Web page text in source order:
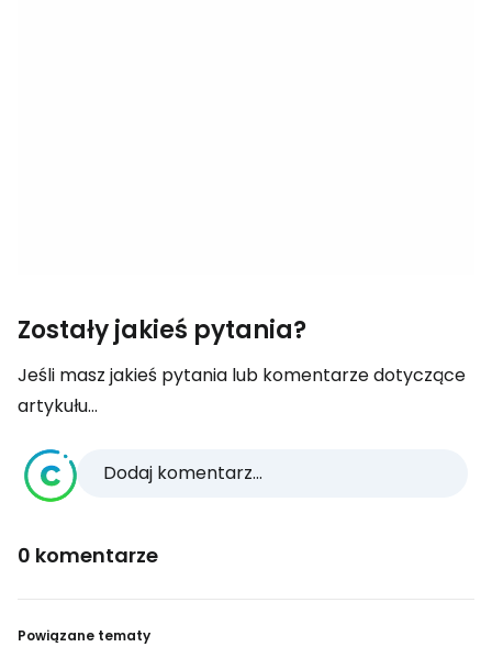
Zostały jakieś pytania?
Jeśli masz jakieś pytania lub komentarze dotyczące
artykułu...
Dodaj komentarz...
0 komentarze
Powiązane tematy